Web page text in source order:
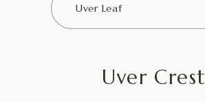
Uver Leaf
Uver Crest